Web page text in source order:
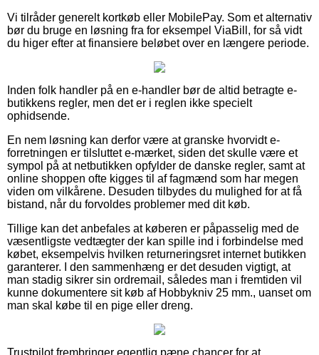
Vi tilråder generelt kortkøb eller MobilePay. Som et alternativ
bør du bruge en løsning fra for eksempel ViaBill, for så vidt
du higer efter at finansiere beløbet over en længere periode.
Inden folk handler på en e-handler bør de altid betragte e-
butikkens regler, men det er i reglen ikke specielt
ophidsende.
En nem løsning kan derfor være at granske hvorvidt e-
forretningen er tilsluttet e-mærket, siden det skulle være et
sympol på at netbutikken opfylder de danske regler, samt at
online shoppen ofte kigges til af fagmænd som har megen
viden om vilkårene. Desuden tilbydes du mulighed for at få
bistand, når du forvoldes problemer med dit køb.
Tillige kan det anbefales at køberen er påpasselig med de
væsentligste vedtægter der kan spille ind i forbindelse med
købet, eksempelvis hvilken returneringsret internet butikken
garanterer. I den sammenhæng er det desuden vigtigt, at
man stadig sikrer sin ordremail, således man i fremtiden vil
kunne dokumentere sit køb af Hobbykniv 25 mm., uanset om
man skal købe til en pige eller dreng.
Trustpilot frembringer egentlig pæne chancer for at